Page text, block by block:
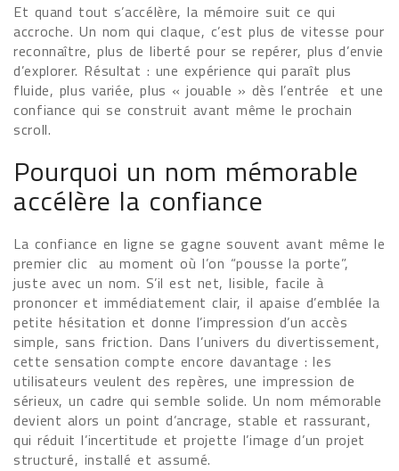
Et quand tout s’accélère, la mémoire suit ce qui
accroche. Un nom qui claque, c’est plus de vitesse pour
reconnaître, plus de liberté pour se repérer, plus d’envie
d’explorer. Résultat : une expérience qui paraît plus
fluide, plus variée, plus « jouable » dès l’entrée et une
confiance qui se construit avant même le prochain
scroll.
Pourquoi un nom mémorable
accélère la confiance
La confiance en ligne se gagne souvent avant même le
premier clic au moment où l’on “pousse la porte”,
juste avec un nom. S’il est net, lisible, facile à
prononcer et immédiatement clair, il apaise d’emblée la
petite hésitation et donne l’impression d’un accès
simple, sans friction. Dans l’univers du divertissement,
cette sensation compte encore davantage : les
utilisateurs veulent des repères, une impression de
sérieux, un cadre qui semble solide. Un nom mémorable
devient alors un point d’ancrage, stable et rassurant,
qui réduit l’incertitude et projette l’image d’un projet
structuré, installé et assumé.